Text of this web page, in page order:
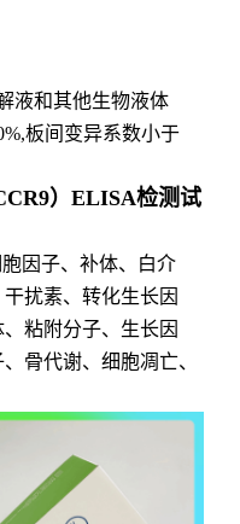
液和其他生物液体
板间变异系数小于
）ELISA检测试
因子、补体、白介
扰素、转化生长因
粘附分子、生长因
骨代谢、细胞凋亡、